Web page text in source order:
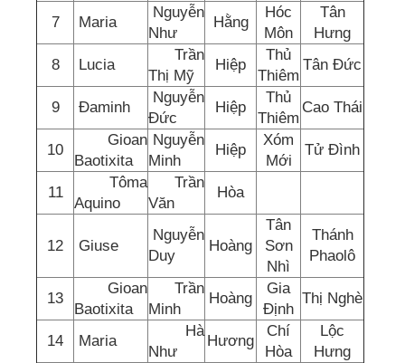
7
Maria
Nguyễn
Như
Hằng
Hóc
Môn
Tân
Hưng
8
Lucia
Trần
Thị Mỹ
Hiệp
Thủ
Thiêm
Tân Đức
9 Đaminh
Nguyễn
Đức
Hiệp
Thủ
Thiêm
Cao Thái
10
Gioan
Baotixita
Nguyễn
Minh
Hiệp
Xóm
Mới
Tử Đình
11
Tôma
Aquino
Trần
Văn
Hòa
12 Giuse
Nguyễn
Duy
Hoàng
Tân
Sơn
Nhì
Thánh
Phaolô
13
Gioan
Baotixita
Trần
Minh
Hoàng
Gia
Định
Thị Nghè
14 Maria
Hà
Như
Hương
Chí
Hòa
Lộc
Hưng